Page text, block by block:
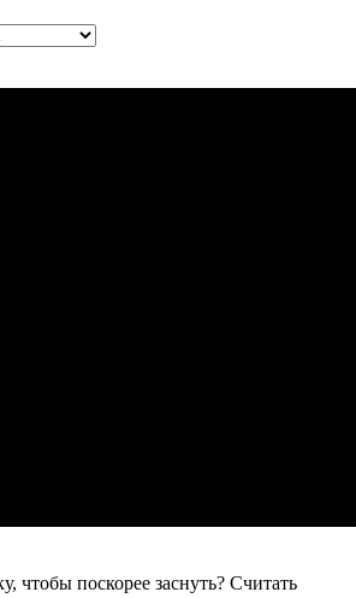
чтобы поскорее заснуть? Считать